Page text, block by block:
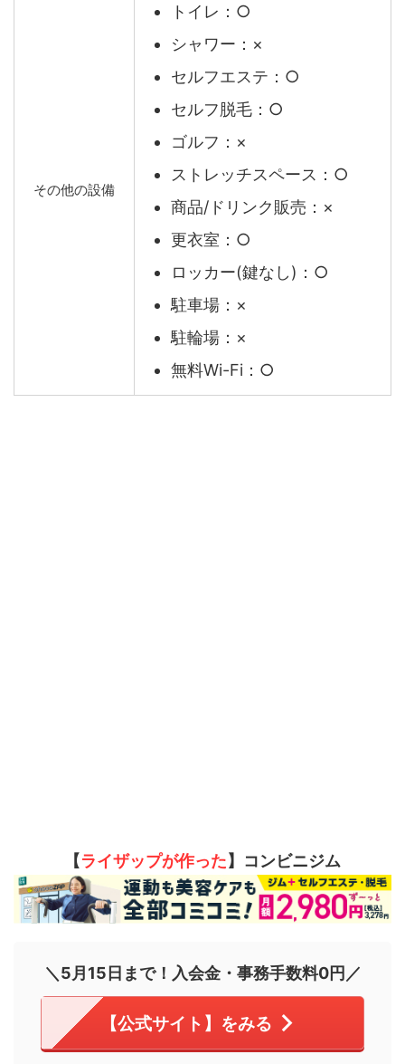
その他の設備
トイレ：○
シャワー：×
セルフエステ：○
セルフ脱毛：○
ゴルフ：×
ストレッチスペース：○
商品/ドリンク販売：×
更衣室：○
ロッカー(鍵なし)：○
駐車場：×
駐輪場：×
無料Wi-Fi：○
【ライザップが作った】コンビニジム
＼5月15日まで！入会金・事務手数料0円／
【公式サイト】をみる